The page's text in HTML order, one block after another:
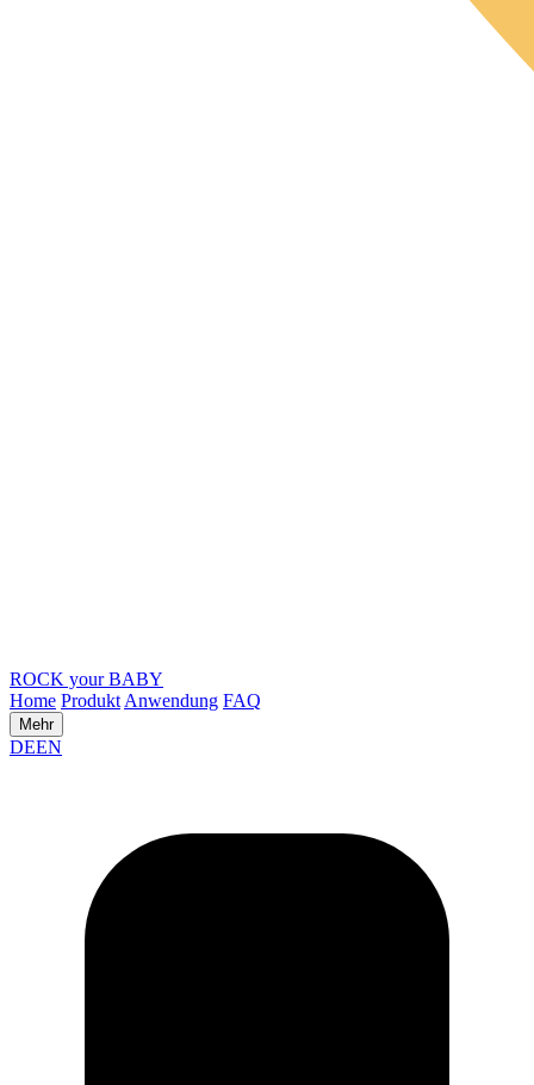
ROCK your BABY
Home Produkt Anwendung FAQ
Mehr
DEEN